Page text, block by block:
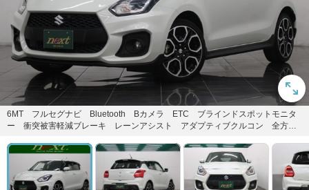
6MT フルセグナビ Bluetooth Bカメラ ETC ブラインドスポットモニタ
ー 衝突被害軽減ブレーキ レーンアシスト アダプティブクルコン 全方位